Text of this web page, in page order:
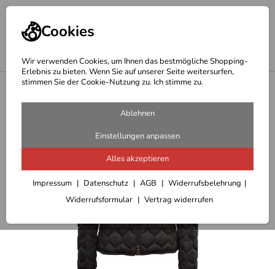
Cookies
Wir verwenden Cookies, um Ihnen das bestmögliche Shopping-
Erlebnis zu bieten. Wenn Sie auf unserer Seite weitersurfen,
stimmen Sie der Cookie-Nutzung zu. Ich stimme zu.
Ablehnen
Einstellungen anpassen
Alles akzeptieren
Impressum Datenschutz AGB
Widerrufsbelehrung
Widerrufsformular
Vertrag widerrufen
Fuchs Schmitt Jacken und Mäntel